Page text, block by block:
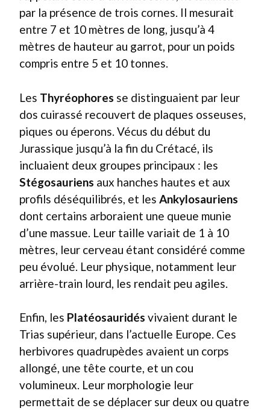
par la présence de trois cornes. Il mesurait
entre 7 et 10 mètres de long, jusqu’à 4
mètres de hauteur au garrot, pour un poids
compris entre 5 et 10 tonnes.
Les Thyréophores se distinguaient par leur
dos cuirassé recouvert de plaques osseuses,
piques ou éperons. Vécus du début du
Jurassique jusqu’à la fin du Crétacé, ils
incluaient deux groupes principaux : les
Stégosauriens aux hanches hautes et aux
profils déséquilibrés, et les Ankylosauriens
dont certains arboraient une queue munie
d’une massue. Leur taille variait de 1 à 10
mètres, leur cerveau étant considéré comme
peu évolué. Leur physique, notamment leur
arrière-train lourd, les rendait peu agiles.
Enfin, les Platéosauridés vivaient durant le
Trias supérieur, dans l’actuelle Europe. Ces
herbivores quadrupèdes avaient un corps
allongé, une tête courte, et un cou
volumineux. Leur morphologie leur
permettait de se déplacer sur deux ou quatre